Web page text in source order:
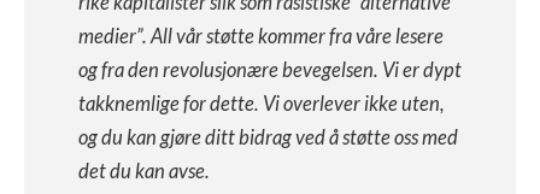
medier”. All vår støtte kommer fra våre lesere
og fra den revolusjonære bevegelsen. Vi er dypt
takknemlige for dette. Vi overlever ikke uten,
og du kan gjøre ditt bidrag ved å støtte oss med
det du kan avse.